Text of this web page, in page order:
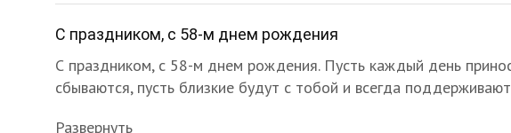
С праздником, с 58-м днем рождения
С праздником, с 58-м днем рождения. Пусть каждый день
сбываются, пусть близкие будут с тобой и всегда
Развернуть